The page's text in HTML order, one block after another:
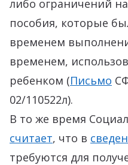
либо ограничений
пособия, которые
временем
временем,
ребенком (Письмо
02/110522л).
В то же время
считает, что в
требуются для